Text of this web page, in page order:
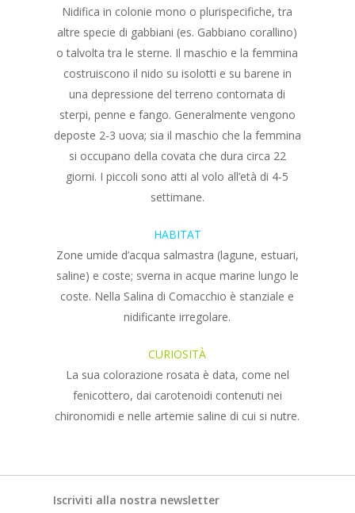
Nidifica in colonie mono o plurispecifiche, tra
altre specie di gabbiani (es. Gabbiano corallino)
o talvolta tra le sterne. Il maschio e la femmina
costruiscono il nido su isolotti e su barene in
una depressione del terreno contornata di
sterpi, penne e fango. Generalmente vengono
deposte 2-3 uova; sia il maschio che la femmina
si occupano della covata che dura circa 22
giorni. I piccoli sono atti al volo all’età di 4-5
settimane.
HABITAT
Zone umide d’acqua salmastra (lagune, estuari,
saline) e coste; sverna in acque marine lungo le
coste. Nella Salina di Comacchio è stanziale e
nidificante irregolare.
CURIOSITÀ
La sua colorazione rosata è data, come nel
fenicottero, dai carotenoidi contenuti nei
chironomidi e nelle artemie saline di cui si nutre.
Iscriviti alla nostra newsletter